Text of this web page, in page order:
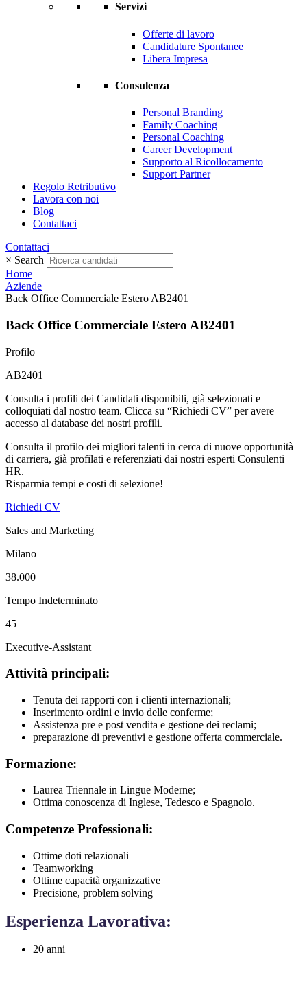
Servizi
Offerte di lavoro
Candidature Spontanee
Libera Impresa
Consulenza
Personal Branding
Family Coaching
Personal Coaching
Career Development
Supporto al Ricollocamento
Support Partner
Regolo Retributivo
Lavora con noi
Blog
Contattaci
Contattaci
× Search
Home
Aziende
Back Office Commerciale Estero AB2401
Back Office Commerciale Estero AB2401
Profilo
AB2401
Consulta i profili dei Candidati disponibili, già selezionati e
colloquiati dal nostro team. Clicca su “Richiedi CV” per avere
accesso al database dei nostri profili.
Consulta il profilo dei migliori talenti in cerca di nuove opportunità
di carriera, già profilati e referenziati dai nostri esperti Consulenti
HR.
Risparmia tempi e costi di selezione!
Richiedi CV
Sales and Marketing
Milano
38.000
Tempo Indeterminato
45
Attività principali:
Tenuta dei rapporti con i clienti internazionali;
Inserimento ordini e invio delle conferme;
Assistenza pre e post vendita e gestione dei reclami;
preparazione di preventivi e gestione offerta commerciale.
Formazione:
Laurea Triennale in Lingue Moderne;
Ottima conoscenza di Inglese, Tedesco e Spagnolo.
Competenze Professionali:
Ottime doti relazionali
Teamworking
Ottime capacità organizzative
Precisione, problem solving
Esperienza Lavorativa:
20 anni